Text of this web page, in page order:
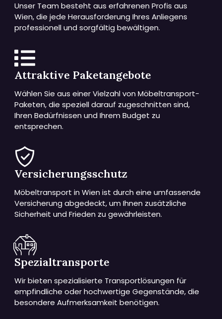
Unser Team besteht aus erfahrenen Profis aus
Wien, die jede Herausforderung Ihres Anliegens
professionell und sorgfältig bewältigen.
Attraktive Paketangebote
Wählen Sie aus einer Vielzahl von Möbeltransport-
Paketen, die speziell darauf zugeschnitten sind,
Ihren Bedürfnissen und Ihrem Budget zu
entsprechen.
Versicherungsschutz
Möbeltransport in Wien ist durch eine umfassende
Versicherung abgedeckt, um Ihnen zusätzliche
Sicherheit und Frieden zu gewährleisten.
Spezialtransporte
Wir bieten spezialisierte Transportlösungen für
empfindliche oder hochwertige Gegenstände, die
besondere Aufmerksamkeit benötigen.